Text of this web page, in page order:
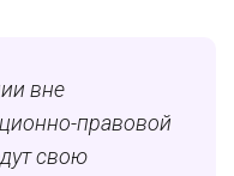
вне
правовой
свою